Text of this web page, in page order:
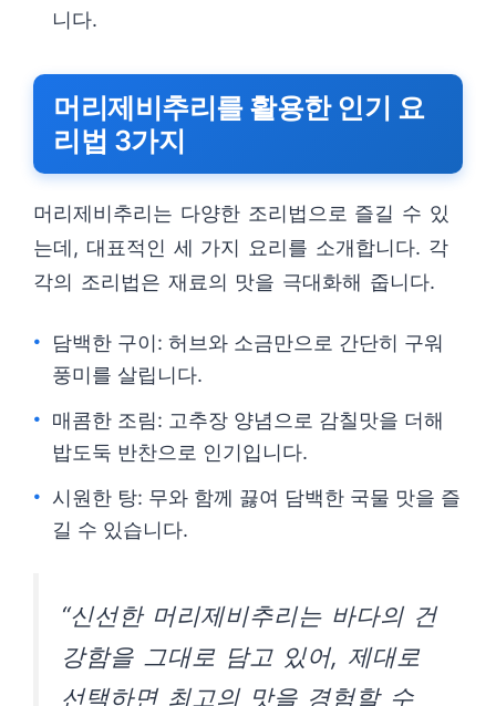
니다.
머리제비추리를 활용한 인기 요
리법 3가지
머리제비추리는 다양한 조리법으로 즐길 수 있
는데, 대표적인 세 가지 요리를 소개합니다. 각
각의 조리법은 재료의 맛을 극대화해 줍니다.
담백한 구이: 허브와 소금만으로 간단히 구워
풍미를 살립니다.
매콤한 조림: 고추장 양념으로 감칠맛을 더해
밥도둑 반찬으로 인기입니다.
시원한 탕: 무와 함께 끓여 담백한 국물 맛을 즐
길 수 있습니다.
“신선한 머리제비추리는 바다의 건
강함을 그대로 담고 있어, 제대로
선택하면 최고의 맛을 경험할 수